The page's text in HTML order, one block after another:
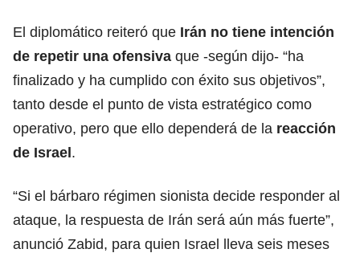
El diplomático reiteró que Irán no tiene intención
de repetir una ofensiva que -según dijo- “ha
finalizado y ha cumplido con éxito sus objetivos”,
tanto desde el punto de vista estratégico como
operativo, pero que ello dependerá de la reacción
de Israel.
“Si el bárbaro régimen sionista decide responder al
ataque, la respuesta de Irán será aún más fuerte”,
anunció Zabid, para quien Israel lleva seis meses